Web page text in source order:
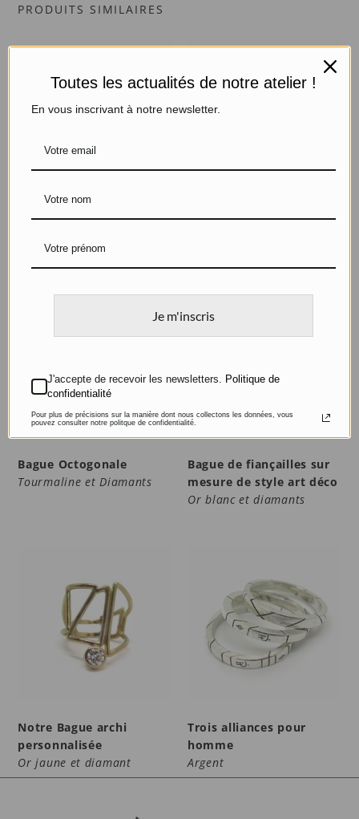
PRODUITS SIMILAIRES
Bague de fiançailles
Bague Mains enlacées
Bague Octogonale
Tourmaline et Diamants
Bague de fiançailles sur
mesure de style art déco
Or blanc et diamants
Notre Bague archi
personnalisée
Or jaune et diamant
Trois alliances pour
homme
Argent
Toutes les actualités de notre atelier !
En vous inscrivant à notre newsletter.
Je m'inscris
J'accepte de recevoir les newsletters. Politique de
confidentialité
Pour plus de précisions sur la manière dont nous collectons les données, vous
pouvez consulter notre politque de confidentialité.